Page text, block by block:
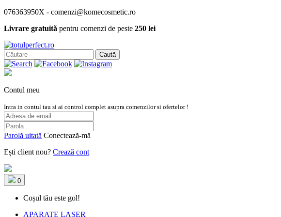
076363950X - comenzi@komecosmetic.ro
Livrare gratuită pentru comenzi de peste 250 lei
Caută
Contul meu
Intra in contul tau si ai control complet asupra comenzilor si ofertelor !
Parolă uitată Conectează-mă
Ești client nou? Crează cont
0
Coșul tău este gol!
APARATE LASER